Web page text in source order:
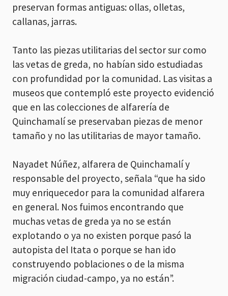
preservan formas antiguas: ollas, olletas,
callanas, jarras.
Tanto las piezas utilitarias del sector sur como
las vetas de greda, no habían sido estudiadas
con profundidad por la comunidad. Las visitas a
museos que contempló este proyecto evidenció
que en las colecciones de alfarería de
Quinchamalí se preservaban piezas de menor
tamaño y no las utilitarias de mayor tamaño.
Nayadet Núñez, alfarera de Quinchamalí y
responsable del proyecto, señala “que ha sido
muy enriquecedor para la comunidad alfarera
en general. Nos fuimos encontrando que
muchas vetas de greda ya no se están
explotando o ya no existen porque pasó la
autopista del Itata o porque se han ido
construyendo poblaciones o de la misma
migración ciudad-campo, ya no están”.